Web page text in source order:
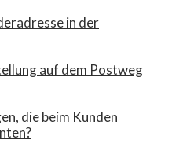
in der
auf dem Postweg
die beim Kunden